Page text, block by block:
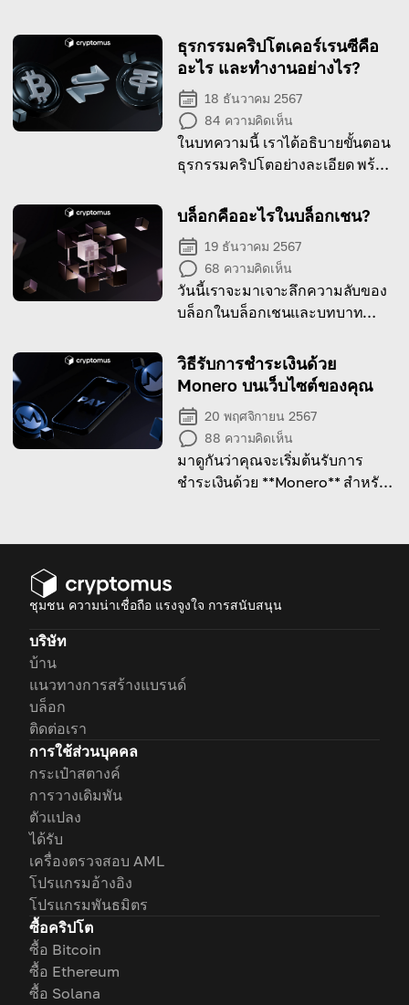
ธุรกรรมคริปโตเคอร์เรนซีคือ
อะไร และทำงานอย่างไร?
18 ธันวาคม 2567
84 ความคิดเห็น
ในบทความนี้ เราได้อธิบายขั้นตอน
ธุรกรรมคริปโตอย่างละเอียด พร้อม
ทำงานจริง
บล็อกคืออะไรในบล็อกเชน?
19 ธันวาคม 2567
68 ความคิดเห็น
วันนี้เราจะมาเจาะลึกความลับของ
บล็อกในบล็อกเชนและบทบาท
วิธีรับการชำระเงินด้วย
Monero บนเว็บไซต์ของคุณ
20 พฤศจิกายน 2567
88 ความคิดเห็น
มาดูกันว่าคุณจะเริ่มต้นรับการ
ชำระเงินด้วย **Monero** สำหรับ
ชุมชน ความน่าเชื่อถือ แรงจูงใจ การสนับสนุน
บริษัท
บ้าน
แนวทางการสร้างแบรนด์
บล็อก
ติดต่อเรา
การใช้ส่วนบุคคล
กระเป๋าสตางค์
การวางเดิมพัน
ตัวแปลง
ได้รับ
เครื่องตรวจสอบ AML
โปรแกรมอ้างอิง
โปรแกรมพันธมิตร
ซื้อคริปโต
ซื้อ Bitcoin
ซื้อ Ethereum
ซื้อ Solana